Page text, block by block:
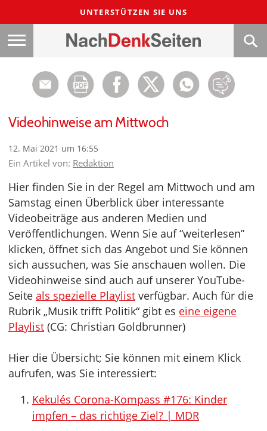
UNTERSTÜTZEN SIE UNS
Videohinweise am Mittwoch
12. Mai 2021 um 16:55
Ein Artikel von: Redaktion
Hier finden Sie in der Regel am Mittwoch und am
Samstag einen Überblick über interessante
Videobeiträge aus anderen Medien und
Veröffentlichungen. Wenn Sie auf “weiterlesen”
klicken, öffnet sich das Angebot und Sie können
sich aussuchen, was Sie anschauen wollen. Die
Videohinweise sind auch auf unserer YouTube-
Seite als spezielle Playlist verfügbar. Auch für die
Rubrik „Musik trifft Politik“ gibt es eine eigene
Playlist (CG: Christian Goldbrunner)
Hier die Übersicht; Sie können mit einem Klick
aufrufen, was Sie interessiert:
Kekulés Corona-Kompass #176: Kinder
impfen – das richtige Ziel? | MDR